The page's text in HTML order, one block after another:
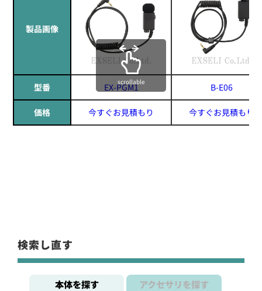
製品画像
型番 EX-PGM1 B-E06
価格 今すぐお見積もり 今すぐお見積もり
scrollable
検索し直す
本体を探す アクセサリを探す